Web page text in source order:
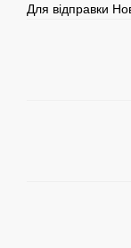
Для відправки